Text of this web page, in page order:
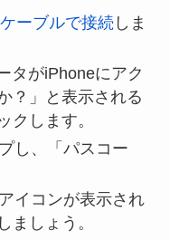
ーブルで接続 しま
タがiPhoneにアク
？」と表示される
クします。
し、「パスコー
イコンが表示され
ましょう。